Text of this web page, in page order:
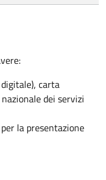
carta
dei servizi
la presentazione